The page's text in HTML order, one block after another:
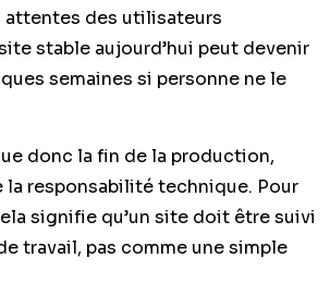
des utilisateurs
stable aujourd’hui peut devenir
semaines si personne ne le
donc la fin de la production,
la responsabilité technique. Pour
signifie qu’un site doit être suivi
travail, pas comme une simple